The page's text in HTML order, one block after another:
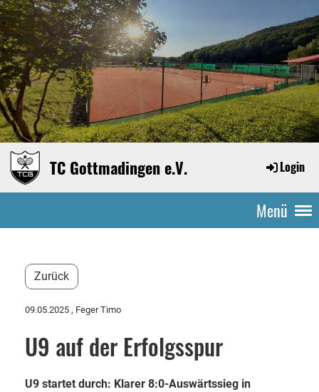
TC Gottmadingen e.V. Login
Menü
Zurück
09.05.2025 , Feger Timo
U9 auf der Erfolgsspur
U9 startet durch: Klarer 8:0-Auswärtssieg in